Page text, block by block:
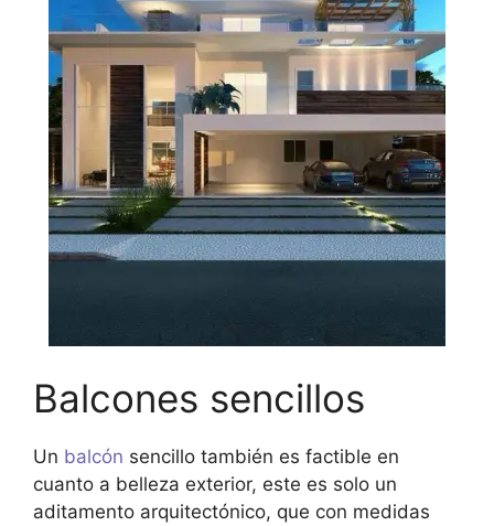
Balcones sencillos
Un balcón sencillo también es factible en
cuanto a belleza exterior, este es solo un
aditamento arquitectónico, que con medidas